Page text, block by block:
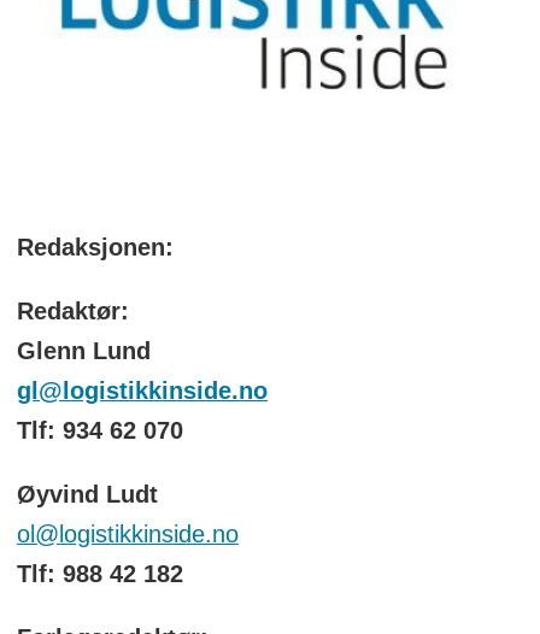
Redaksjonen:
Redaktør:
Glenn Lund
gl@logistikkinside.no
Tlf: 934 62 070
Øyvind Ludt
ol@logistikkinside.no
Tlf: 988 42 182